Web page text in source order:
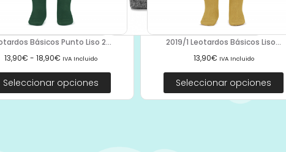
Básicos Punto Liso 2...
13,90€ - 18,90€ IVA Incluido
Seleccionar opciones
2019/1 Leotardos Básicos Liso...
13,90€ IVA Incluido
Seleccionar opciones